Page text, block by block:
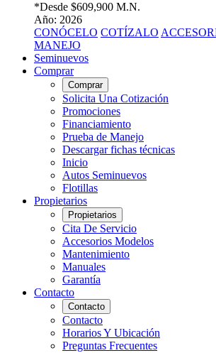
*Desde $609,900 M.N.
Año: 2026
CONÓCELO COTÍZALO
MANEJO
Seminuevos
Comprar
Comprar
Solicita Una Cotización
Promociones
Financiamiento
Prueba de Manejo
Descargar fichas técnicas
Inicio
Autos Seminuevos
Flotillas
Propietarios
Propietarios
Cita De Servicio
Accesorios Modelos
Mantenimiento
Manuales
Garantía
Contacto
Contacto
Contacto
Horarios Y Ubicación
Preguntas Frecuentes